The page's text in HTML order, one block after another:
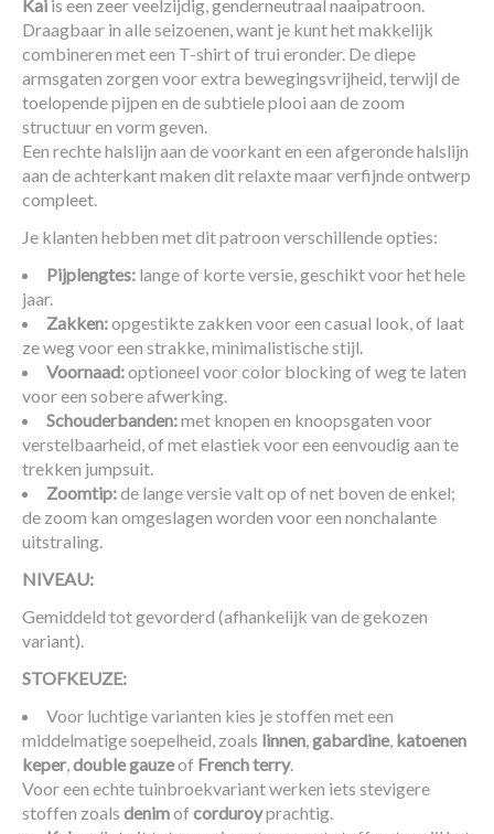
Kai is een zeer veelzijdig, genderneutraal naaipatroon.
Draagbaar in alle seizoenen, want je kunt het makkelijk
combineren met een T-shirt of trui eronder. De diepe
armsgaten zorgen voor extra bewegingsvrijheid, terwijl de
toelopende pijpen en de subtiele plooi aan de zoom
structuur en vorm geven.
Een rechte halslijn aan de voorkant en een afgeronde halslijn
aan de achterkant maken dit relaxte maar verfijnde ontwerp
compleet.
Je klanten hebben met dit patroon verschillende opties:
Pijplengtes: lange of korte versie, geschikt voor het hele
jaar.
Zakken:opgestikte zakken voor een casual look, of laat
ze weg voor een strakke, minimalistische stijl.
Voornaad:optioneel voor color blocking of weg te laten
voor een sobere afwerking.
Schouderbanden:met knopen en knoopsgaten voor
verstelbaarheid, of met elastiek voor een eenvoudig aan te
trekken jumpsuit.
Zoomtip:de lange versie valt op of net boven de enkel;
de zoom kan omgeslagen worden voor een nonchalante
uitstraling.
NIVEAU:
Gemiddeld tot gevorderd (afhankelijk van de gekozen
variant).
STOFKEUZE:
Voor luchtige varianten kies je stoffen met een
middelmatige soepelheid, zoals linnen,gabardine, katoenen
keper,double gauzeof French terry.
Voor een echte tuinbroekvariant werken iets stevigere
stoffen zoals denimof corduroyprachtig.